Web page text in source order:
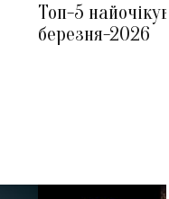
Топ-5
березня-2026